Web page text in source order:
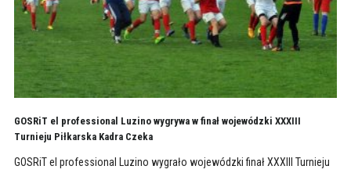
GOSRiT el professional Luzino wygrywa w finał wojewódzki XXXIII
Turnieju Piłkarska Kadra Czeka
GOSRiT el professional Luzino wygrało wojewódzki finał XXXIII Turnieju